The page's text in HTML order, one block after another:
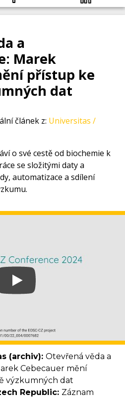
a
Marek
přístup ke
dat
článek z: Universitas /
o své cestě od biochemie k
se složitými daty a
automatizace a sdílení
(archiv): Otevřená věda a
Cebecauer mění
výzkumných dat
Republic: Záznam